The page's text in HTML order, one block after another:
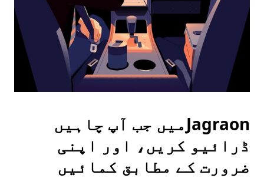
the
calendar.
Jagraonمیں جب آپ چاہیں
ڈرائیو کریں، اور اپنی
ضرورت کے مطابق کمائیں